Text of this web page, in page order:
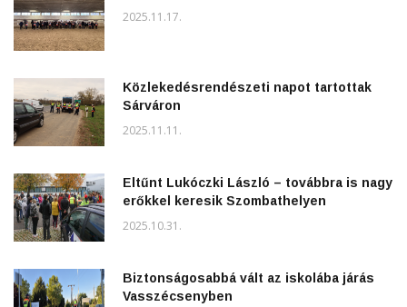
2025.11.17.
Közlekedésrendészeti napot tartottak
Sárváron
2025.11.11.
Eltűnt Lukóczki László – továbbra is nagy
erőkkel keresik Szombathelyen
2025.10.31.
Biztonságosabbá vált az iskolába járás
Vasszécsenyben